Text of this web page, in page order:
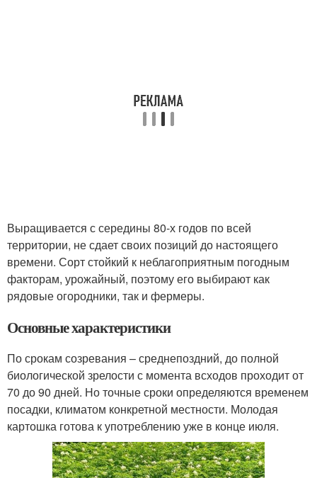
Выращивается с середины 80-х годов по всей
территории, не сдает своих позиций до настоящего
времени. Сорт стойкий к неблагоприятным погодным
факторам, урожайный, поэтому его выбирают как
рядовые огородники, так и фермеры.
Основные характеристики
По срокам созревания – среднепоздний, до полной
биологической зрелости с момента всходов проходит от
70 до 90 дней. Но точные сроки определяются временем
посадки, климатом конкретной местности. Молодая
картошка готова к употреблению уже в конце июля.